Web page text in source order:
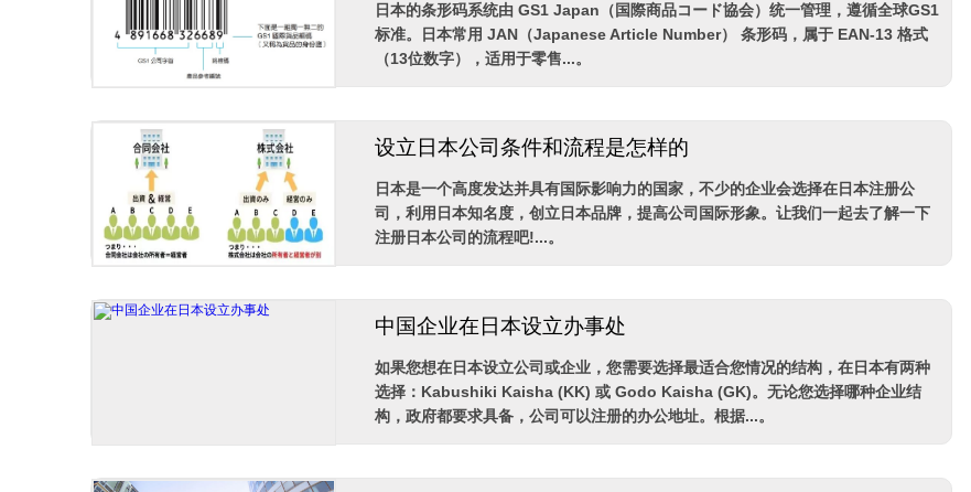
日本的条形码系统由 ​​GS1 Japan​​（国際商品コード協会）统一管理，遵循全球GS1
标准。日本常用 ​​JAN（Japanese Article Number）​​ 条形码，属于 ​​EAN-13​​ 格式
（13位数字），适用于零售...。
设立日本公司条件和流程是怎样的
日本是一个高度发达并具有国际影响力的国家，不少的企业会选择在日本注册公
司，利用日本知名度，创立日本品牌，提高公司国际形象。让我们一起去了解一下
注册日本公司的流程吧!...。
中国企业在日本设立办事处
如果您想在日本设立公司或企业，您需要选择最适合您情况的结构，在日本有两种
选择：Kabushiki Kaisha (KK) 或 Godo Kaisha (GK)。无论您选择哪种企业结
构，政府都要求具备，公司可以注册的办公地址。根据...。